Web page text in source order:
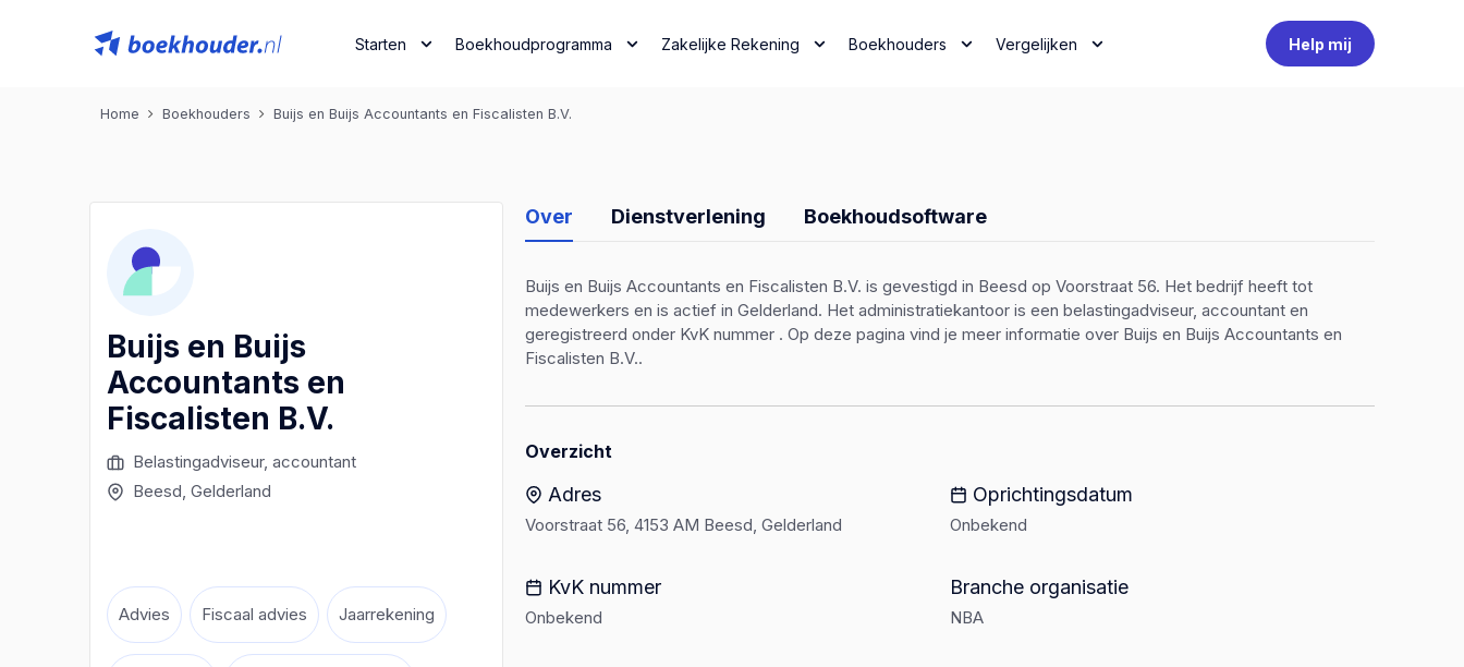
Starten Boekhoudprogramma Zakelijke Rekening Boekhouders Vergelijken Help mij
Home Boekhouders Buijs en Buijs Accountants en Fiscalisten B.V.
Buijs en Buijs
Accountants en
Fiscalisten B.V.
Belastingadviseur, accountant
Beesd, Gelderland
Advies Fiscaal advies Jaarrekening
Over Dienstverlening Boekhoudsoftware
Buijs en Buijs Accountants en Fiscalisten B.V. is gevestigd in Beesd op Voorstraat 56. Het bedrijf heeft tot
medewerkers en is actief in Gelderland. Het administratiekantoor is een belastingadviseur, accountant en
geregistreerd onder KvK nummer . Op deze pagina vind je meer informatie over Buijs en Buijs Accountants en
Fiscalisten B.V..
Overzicht
Adres
Voorstraat 56, 4153 AM Beesd, Gelderland
Oprichtingsdatum
Onbekend
KvK nummer
Onbekend
Branche organisatie
NBA